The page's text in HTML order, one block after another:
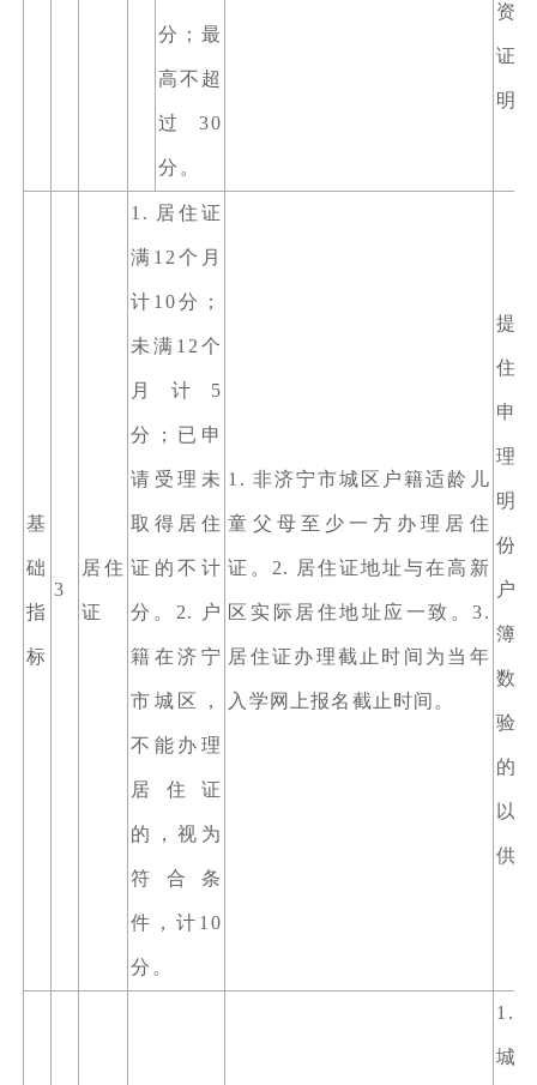
分；最
高不超
过30
分。
资
证
明。
基
础
指
标
3
居住
证
1. 居住证
满12个月
计10分；
未满12个
月计5
分；已申
请受理未
取得居住
证的不计
分。2. 户
籍在济宁
市城区，
不能办理
居住证
的，视为
符合条
件，计10
分。
1. 非济宁市城区户籍适龄儿
童父母至少一方办理居住
证。2. 居住证地址与在高新
区实际居住地址应一致。3.
居住证办理截止时间为当年
入学网上报名截止时间。
提
住
申
理
明
份
簿
数
验
的
以
供。
1.
城